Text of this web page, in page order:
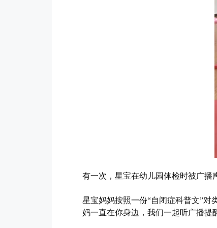
有一次，星宝在幼儿园体检时被广
星宝妈妈按照一份“自闭症科普文”
妈一直在你身边，我们一起听广播提